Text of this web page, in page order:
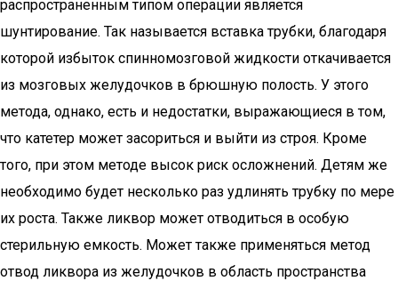
распространенным типом операции является
шунтирование. Так называется вставка трубки, благодаря
которой избыток спинномозговой жидкости откачивается
из мозговых желудочков в брюшную полость. У этого
метода, однако, есть и недостатки, выражающиеся в том,
что катетер может засориться и выйти из строя. Кроме
того, при этом методе высок риск осложнений. Детям же
необходимо будет несколько раз удлинять трубку по мере
их роста. Также ликвор может отводиться в особую
стерильную емкость. Может также применяться метод
отвод ликвора из желудочков в область пространства